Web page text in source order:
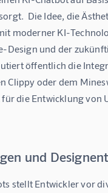
Die Idee, die
moderner KI-
Design und der
öffentlich die
Clippy oder dem
die Entwicklung
und
stellt Entwickler vor